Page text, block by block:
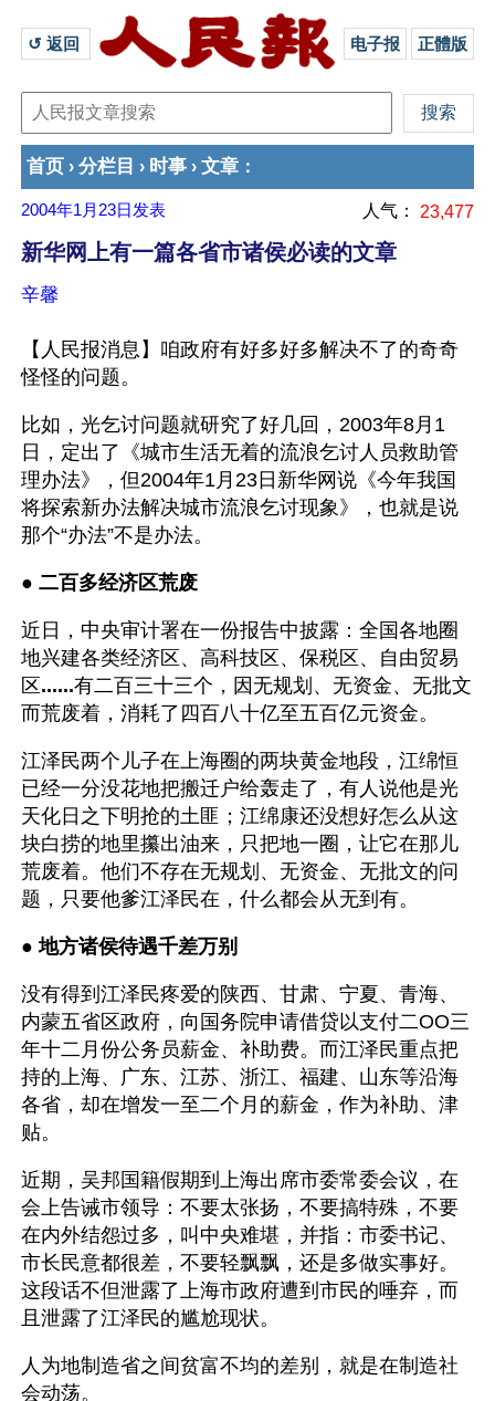
↺ 返回 电子报 正體版
首页 › 分栏目 › 时事 › 文章 ：
2004年1月23日 发表 人气： 23,477
新华网上有一篇各省市诸侯必读的文章
辛馨
【人民报消息】咱政府有好多好多解决不了的奇奇
怪怪的问题。
比如，光乞讨问题就研究了好几回，2003年8月1
日，定出了《城市生活无着的流浪乞讨人员救助管
理办法》，但2004年1月23日新华网说《今年我国
将探索新办法解决城市流浪乞讨现象》，也就是说
那个“办法”不是办法。
● 二百多经济区荒废
近日，中央审计署在一份报告中披露：全国各地圈
地兴建各类经济区、高科技区、保税区、自由贸易
区 ......有二百三十三个，因无规划、无资金、无批文
而荒废着，消耗了四百八十亿至五百亿元资金。
江泽民两个儿子在上海圈的两块黄金地段，江绵恒
已经一分没花地把搬迁户给轰走了，有人说他是光
天化日之下明抢的土匪；江绵康还没想好怎么从这
块白捞的地里攥出油来，只把地一圈，让它在那儿
荒废着。他们不存在无规划、无资金、无批文的问
题，只要他爹江泽民在，什么都会从无到有。
● 地方诸侯待遇千差万别
没有得到江泽民疼爱的陕西、甘肃、宁夏、青海、
内蒙五省区政府，向国务院申请借贷以支付二OO三
年十二月份公务员薪金、补助费。而江泽民重点把
持的上海、广东、江苏、浙江、福建、山东等沿海
各省，却在增发一至二个月的薪金，作为补助、津
贴。
近期，吴邦国籍假期到上海出席市委常委会议，在
会上告诫市领导：不要太张扬，不要搞特殊，不要
在内外结怨过多，叫中央难堪，并指：市委书记、
市长民意都很差，不要轻飘飘，还是多做实事好。
这段话不但泄露了上海市政府遭到市民的唾弃，而
且泄露了江泽民的尴尬现状。
人为地制造省之间贫富不均的差别，就是在制造社
会动荡。